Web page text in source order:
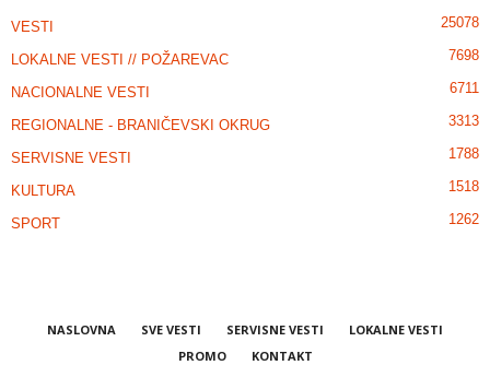
VESTI 25078
LOKALNE VESTI // POŽAREVAC 7698
NACIONALNE VESTI 6711
REGIONALNE - BRANIČEVSKI OKRUG 3313
SERVISNE VESTI 1788
KULTURA 1518
SPORT 1262
NASLOVNA SVE VESTI SERVISNE VESTI
LOKALNE VESTI
PROMO
KONTAKT